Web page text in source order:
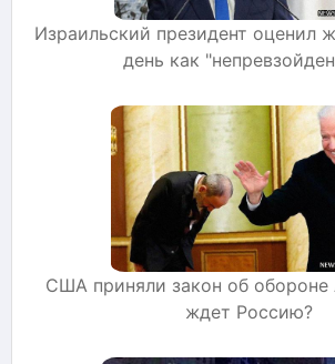
Израильский президент оценил
день как
США приняли закон об обороне
ждет Россию?